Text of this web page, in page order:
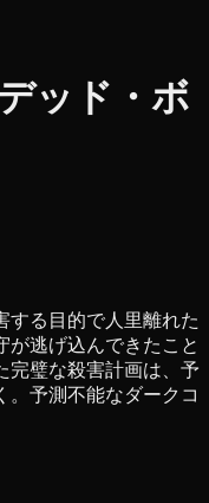
ッド・ボ
する目的で人里離れた
が逃げ込んできたこと
完璧な殺害計画は、予
。予測不能なダークコ